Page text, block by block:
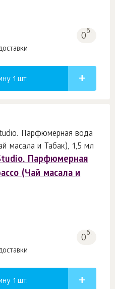
0б.
1 шт.
Парфюмерная
(Чай масала и
0б.
1 шт.